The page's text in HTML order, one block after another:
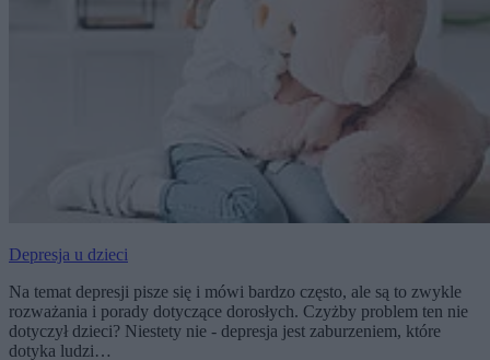
Depresja u dzieci
Na temat depresji pisze się i mówi bardzo często, ale są to zwykle
rozważania i porady dotyczące dorosłych. Czyżby problem ten nie
dotyczył dzieci? Niestety nie - depresja jest zaburzeniem, które
dotyka ludzi…